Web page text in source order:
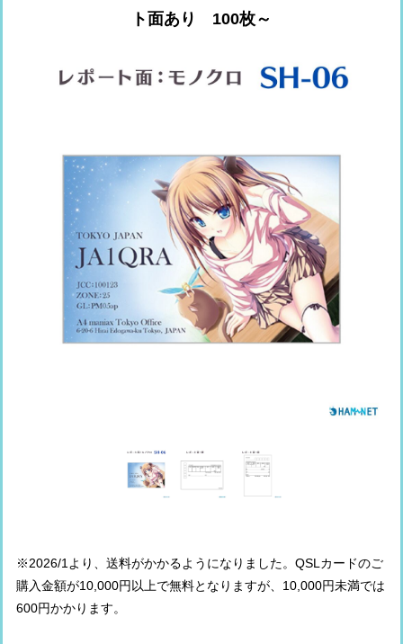
ト面あり 100枚～
※2026/1より、送料がかかるようになりました。QSLカードのご
購入金額が10,000円以上で無料となりますが、10,000円未満では
600円かかります。